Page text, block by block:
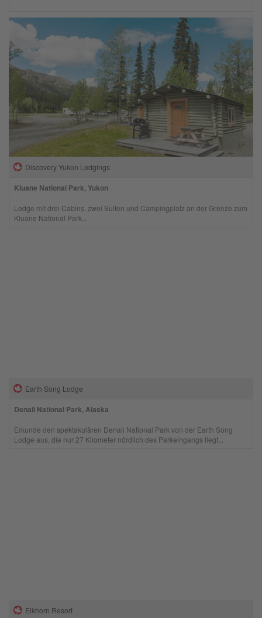
Discovery Yukon Lodgings
Kluane National Park, Yukon
Lodge mit drei Cabins, zwei Suiten und Campingplatz an der Grenze zum
Kluane National Park...
Earth Song Lodge
Denali National Park, Alaska
Erkunde den spektakulären Denali National Park von der Earth Song
Lodge aus, die nur 27 Kilometer nördlich des Parkeingangs liegt...
Elkhorn Resort